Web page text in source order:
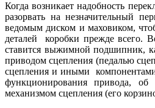
Когда возникает надобность
разорвать на незначительный
ведомым диском и маховиком,
деталей коробки прежде всего.
ставится выжимной подшипник,
приводом сцепления (педалью
сцепления и иными
функционирования привода,
механизмом сцепления (его